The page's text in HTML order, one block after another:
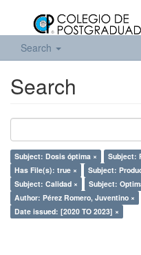
Search
Search
Subject: Dosis óptima × Subject:
Has File(s): true ×
Subject:
Subject: Calidad ×
Subject:
Author: Pérez Romero, Juventino ×
Date issued: [2020 TO 2023] ×